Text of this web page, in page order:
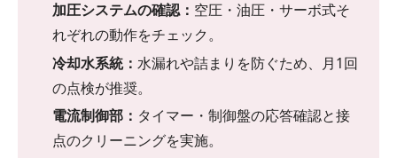
加圧システムの確認： 空圧・油圧・サーボ式そ
れぞれの動作をチェック。
冷却水系統： 水漏れや詰まりを防ぐため、月1回
の点検が推奨。
電流制御部： タイマー・制御盤の応答確認と接
点のクリーニングを実施。